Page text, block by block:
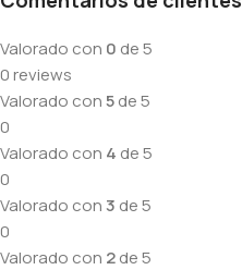
Valorado con 0 de 5
0 reviews
Valorado con5de 5
0
Valorado con 4 de 5
0
Valorado con3 de 5
0
Valorado con 2de 5